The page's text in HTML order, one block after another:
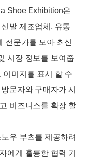
Shoe Exhibition은
발 제조업체, 유통
전문가를 모아 최신
시장 정보를 보여줍
이미지를 표시 할 수
문자와 구매자가 시
비즈니스를 확장 할
우 부츠를 제공하려
에게 훌륭한 협력 기